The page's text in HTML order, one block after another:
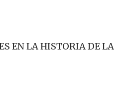
EN LA HISTORIA DE LA